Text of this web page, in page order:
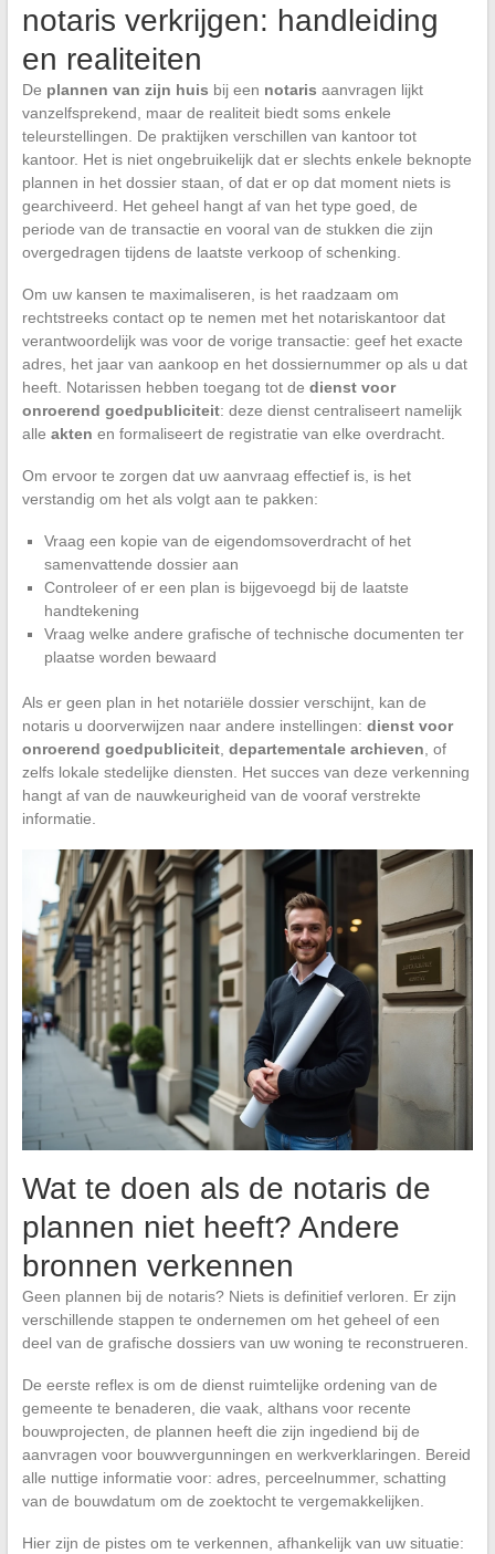
notaris verkrijgen: handleiding
en realiteiten
De plannen van zijn huis bij een notaris aanvragen lijkt
vanzelfsprekend, maar de realiteit biedt soms enkele
teleurstellingen. De praktijken verschillen van kantoor tot
kantoor. Het is niet ongebruikelijk dat er slechts enkele beknopte
plannen in het dossier staan, of dat er op dat moment niets is
gearchiveerd. Het geheel hangt af van het type goed, de
periode van de transactie en vooral van de stukken die zijn
overgedragen tijdens de laatste verkoop of schenking.
Om uw kansen te maximaliseren, is het raadzaam om
rechtstreeks contact op te nemen met het notariskantoor dat
verantwoordelijk was voor de vorige transactie: geef het exacte
adres, het jaar van aankoop en het dossiernummer op als u dat
heeft. Notarissen hebben toegang tot de dienst voor
onroerend goedpubliciteit: deze dienst centraliseert namelijk
alle akten en formaliseert de registratie van elke overdracht.
Om ervoor te zorgen dat uw aanvraag effectief is, is het
verstandig om het als volgt aan te pakken:
Vraag een kopie van de eigendomsoverdracht of het
samenvattende dossier aan
Controleer of er een plan is bijgevoegd bij de laatste
handtekening
Vraag welke andere grafische of technische documenten ter
plaatse worden bewaard
Als er geen plan in het notariële dossier verschijnt, kan de
notaris u doorverwijzen naar andere instellingen: dienst voor
onroerend goedpubliciteit, departementale archieven , of
zelfs lokale stedelijke diensten. Het succes van deze verkenning
hangt af van de nauwkeurigheid van de vooraf verstrekte
informatie.
Wat te doen als de notaris de
plannen niet heeft? Andere
bronnen verkennen
Geen plannen bij de notaris? Niets is definitief verloren. Er zijn
verschillende stappen te ondernemen om het geheel of een
deel van de grafische dossiers van uw woning te reconstrueren.
De eerste reflex is om de dienst ruimtelijke ordening van de
gemeente te benaderen, die vaak, althans voor recente
bouwprojecten, de plannen heeft die zijn ingediend bij de
aanvragen voor bouwvergunningen en werkverklaringen. Bereid
alle nuttige informatie voor: adres, perceelnummer, schatting
van de bouwdatum om de zoektocht te vergemakkelijken.
Hier zijn de pistes om te verkennen, afhankelijk van uw situatie: